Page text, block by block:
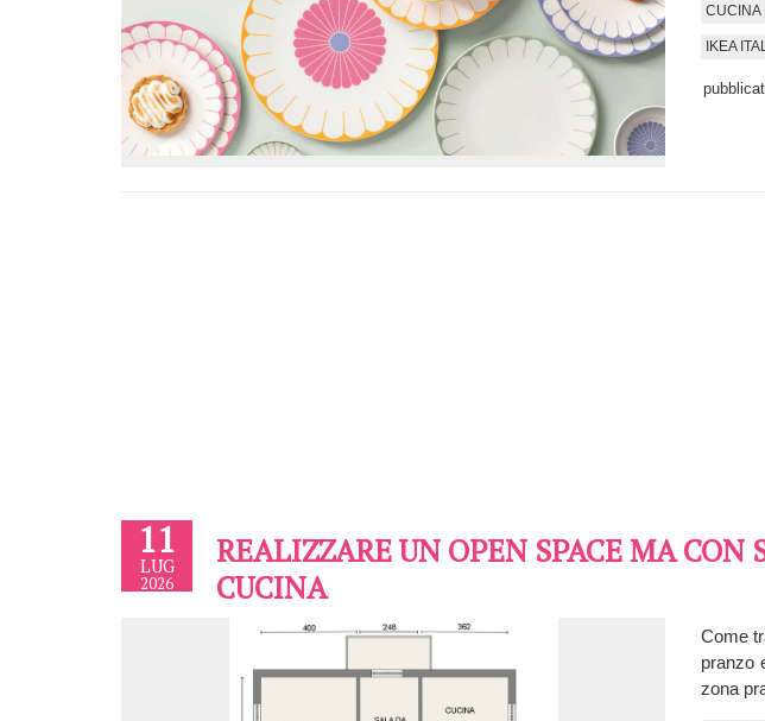
CUCINA
IKEA
11
LUG
2026
REALIZZARE UN OPEN SPACE MA
CUCINA
Come
pranzo
zona